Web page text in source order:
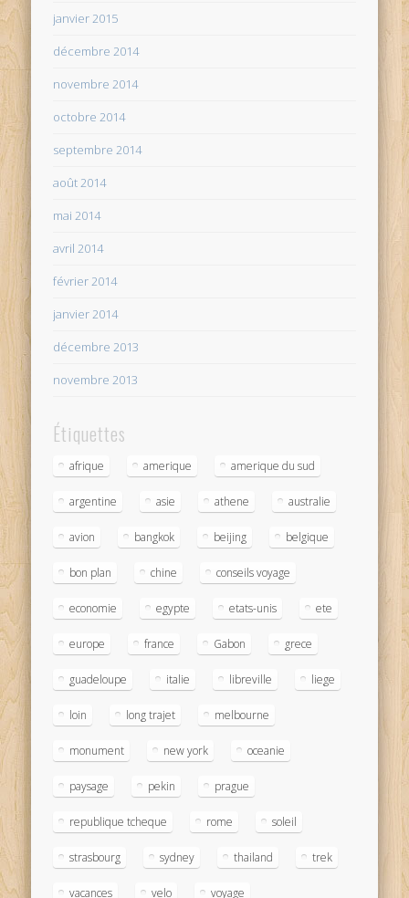
janvier 2015
décembre 2014
novembre 2014
octobre 2014
septembre 2014
août 2014
mai 2014
avril 2014
février 2014
janvier 2014
décembre 2013
novembre 2013
Étiquettes
afrique amerique amerique du sud
argentine asie athene australie
avion bangkok beijing belgique
bon plan chine conseils voyage
economie egypte etats-unis ete
europe france Gabon grece
guadeloupe italie libreville liege
loin long trajet melbourne
monument new york oceanie
paysage pekin prague
republique tcheque rome soleil
strasbourg sydney thailand trek
vacances velo voyage